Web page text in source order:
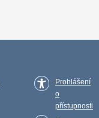
Prohlášení
o
přístupnosti